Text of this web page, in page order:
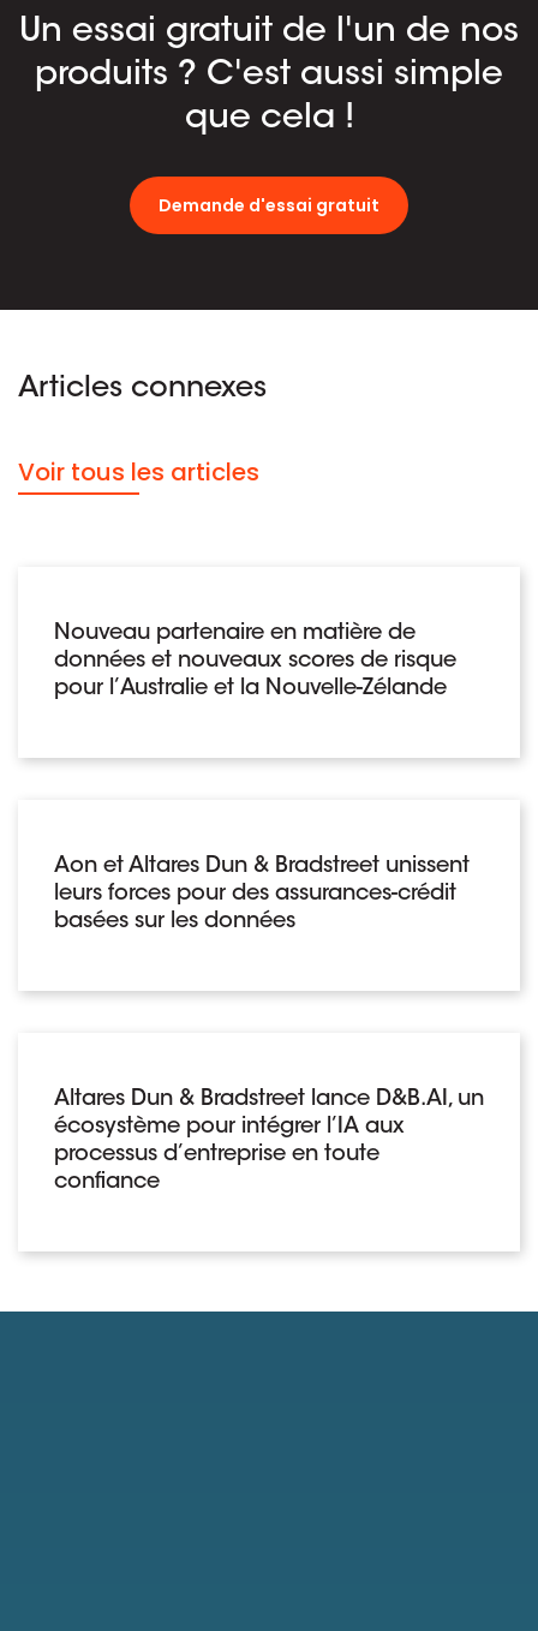
Un essai gratuit de l'un de nos
produits ? C'est aussi simple
que cela !
Demande d'essai gratuit
Articles connexes
Voir tous les articles
Nouveau partenaire en matière de
données et nouveaux scores de risque
pour l’Australie et la Nouvelle-Zélande
Aon et Altares Dun & Bradstreet unissent
leurs forces pour des assurances-crédit
basées sur les données
Altares Dun & Bradstreet lance D&B.AI, un
écosystème pour intégrer l’IA aux
processus d’entreprise en toute
confiance